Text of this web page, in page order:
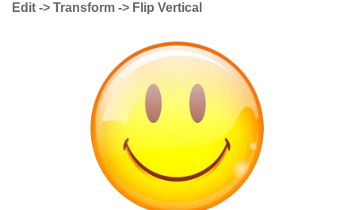
Edit -> Transform -> Flip Vertical